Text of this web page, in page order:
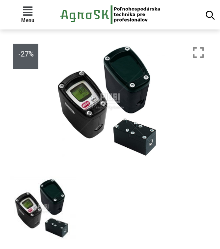
Menu
-27%